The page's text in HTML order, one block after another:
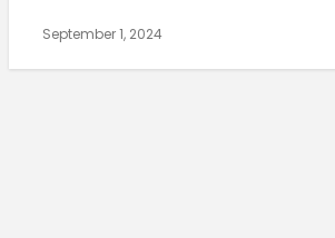
September 1, 2024